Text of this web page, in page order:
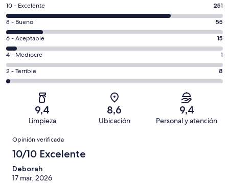
Evaluación:
10
-
Excelente.
251
de
330
opiniones
10 - Excelente 251
Evaluación:
8
-
Bueno.
55
de
opiniones
8 - Bueno 55
Evaluación:
6
-
Aceptable.
15
opiniones
6 - Aceptable 15
Evaluación:
4
-
4 - Mediocre 1
Evaluación:
2
330
2 - Terrible 8
9,4
Limpieza
8,6
Ubicación
9,4
Personal y atención
Opiniones
Opinión verificada
10/10 Excelente
Deborah
17 mar. 2026